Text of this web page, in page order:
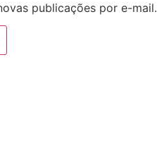
publicações por e-mail.